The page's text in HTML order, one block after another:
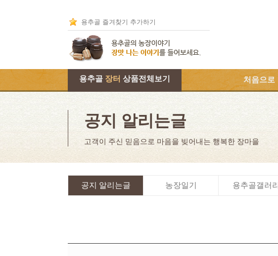
용추골 즐겨찾기 추가하기
용추골 장터 상품전체보기 처음으로
공지 알리는글
고객이 주신 믿음으로 마음을 빚어내는 행복한 장마을
공지 알리는글 농장일기 용추골갤러리